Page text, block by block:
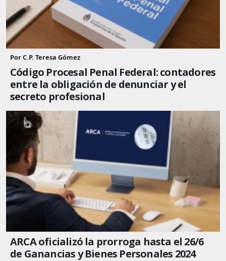
Por C.P. Teresa Gómez
Código Procesal Penal Federal: contadores
entre la obligación de denunciar y el
secreto profesional
ARCA oficializó la prorroga hasta el 26/6
de Ganancias y Bienes Personales 2024